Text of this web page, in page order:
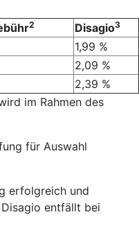
2 Disagio3
1,99 %
2,09 %
2,39 %
im Rahmen des
für Auswahl
erfolgreich und
entfällt bei